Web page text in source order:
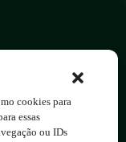
cookies para
essas
ou IDs